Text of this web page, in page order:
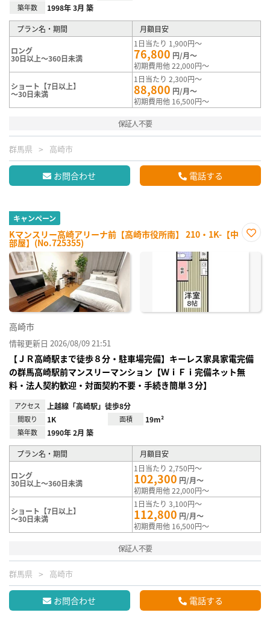
築年数 1998年 3月 築
プラン名・期間 月額目安
ロング
30日以上～360日未満
1日当たり 1,900円～
76,800 円/月～
初期費用他 22,000円～
ショート【7日以上】
～30日未満
1日当たり 2,300円～
88,800 円/月～
初期費用他 16,500円～
保証人不要
群馬県 高崎市
お問合わせ 電話する
キャンペーン
Kマンスリー高崎アリーナ前【高崎市役所南】 210・1K-【中
部屋】(No.725355)
に入
高崎市
情報更新日 2026/08/09 21:51
【ＪＲ高崎駅まで徒歩８分・駐車場完備】キーレス家具家電完備
の群馬高崎駅前マンスリーマンション【ＷｉＦｉ完備ネット無
料・法人契約歓迎・対面契約不要・手続き簡単３分】
アクセス 上越線「高崎駅」徒歩8分
間取り 1K 面積 19m²
築年数 1990年 2月 築
プラン名・期間 月額目安
ロング
30日以上～360日未満
1日当たり 2,750円～
102,300 円/月～
初期費用他 22,000円～
ショート【7日以上】
～30日未満
1日当たり 3,100円～
112,800 円/月～
初期費用他 16,500円～
保証人不要
群馬県 高崎市
お問合わせ 電話する